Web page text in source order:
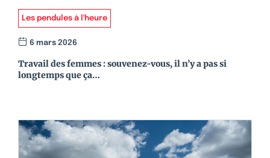
Les pendules à l'heure
6 mars 2026
Travail des femmes : souvenez-vous, il n’y a pas si
longtemps que ça…